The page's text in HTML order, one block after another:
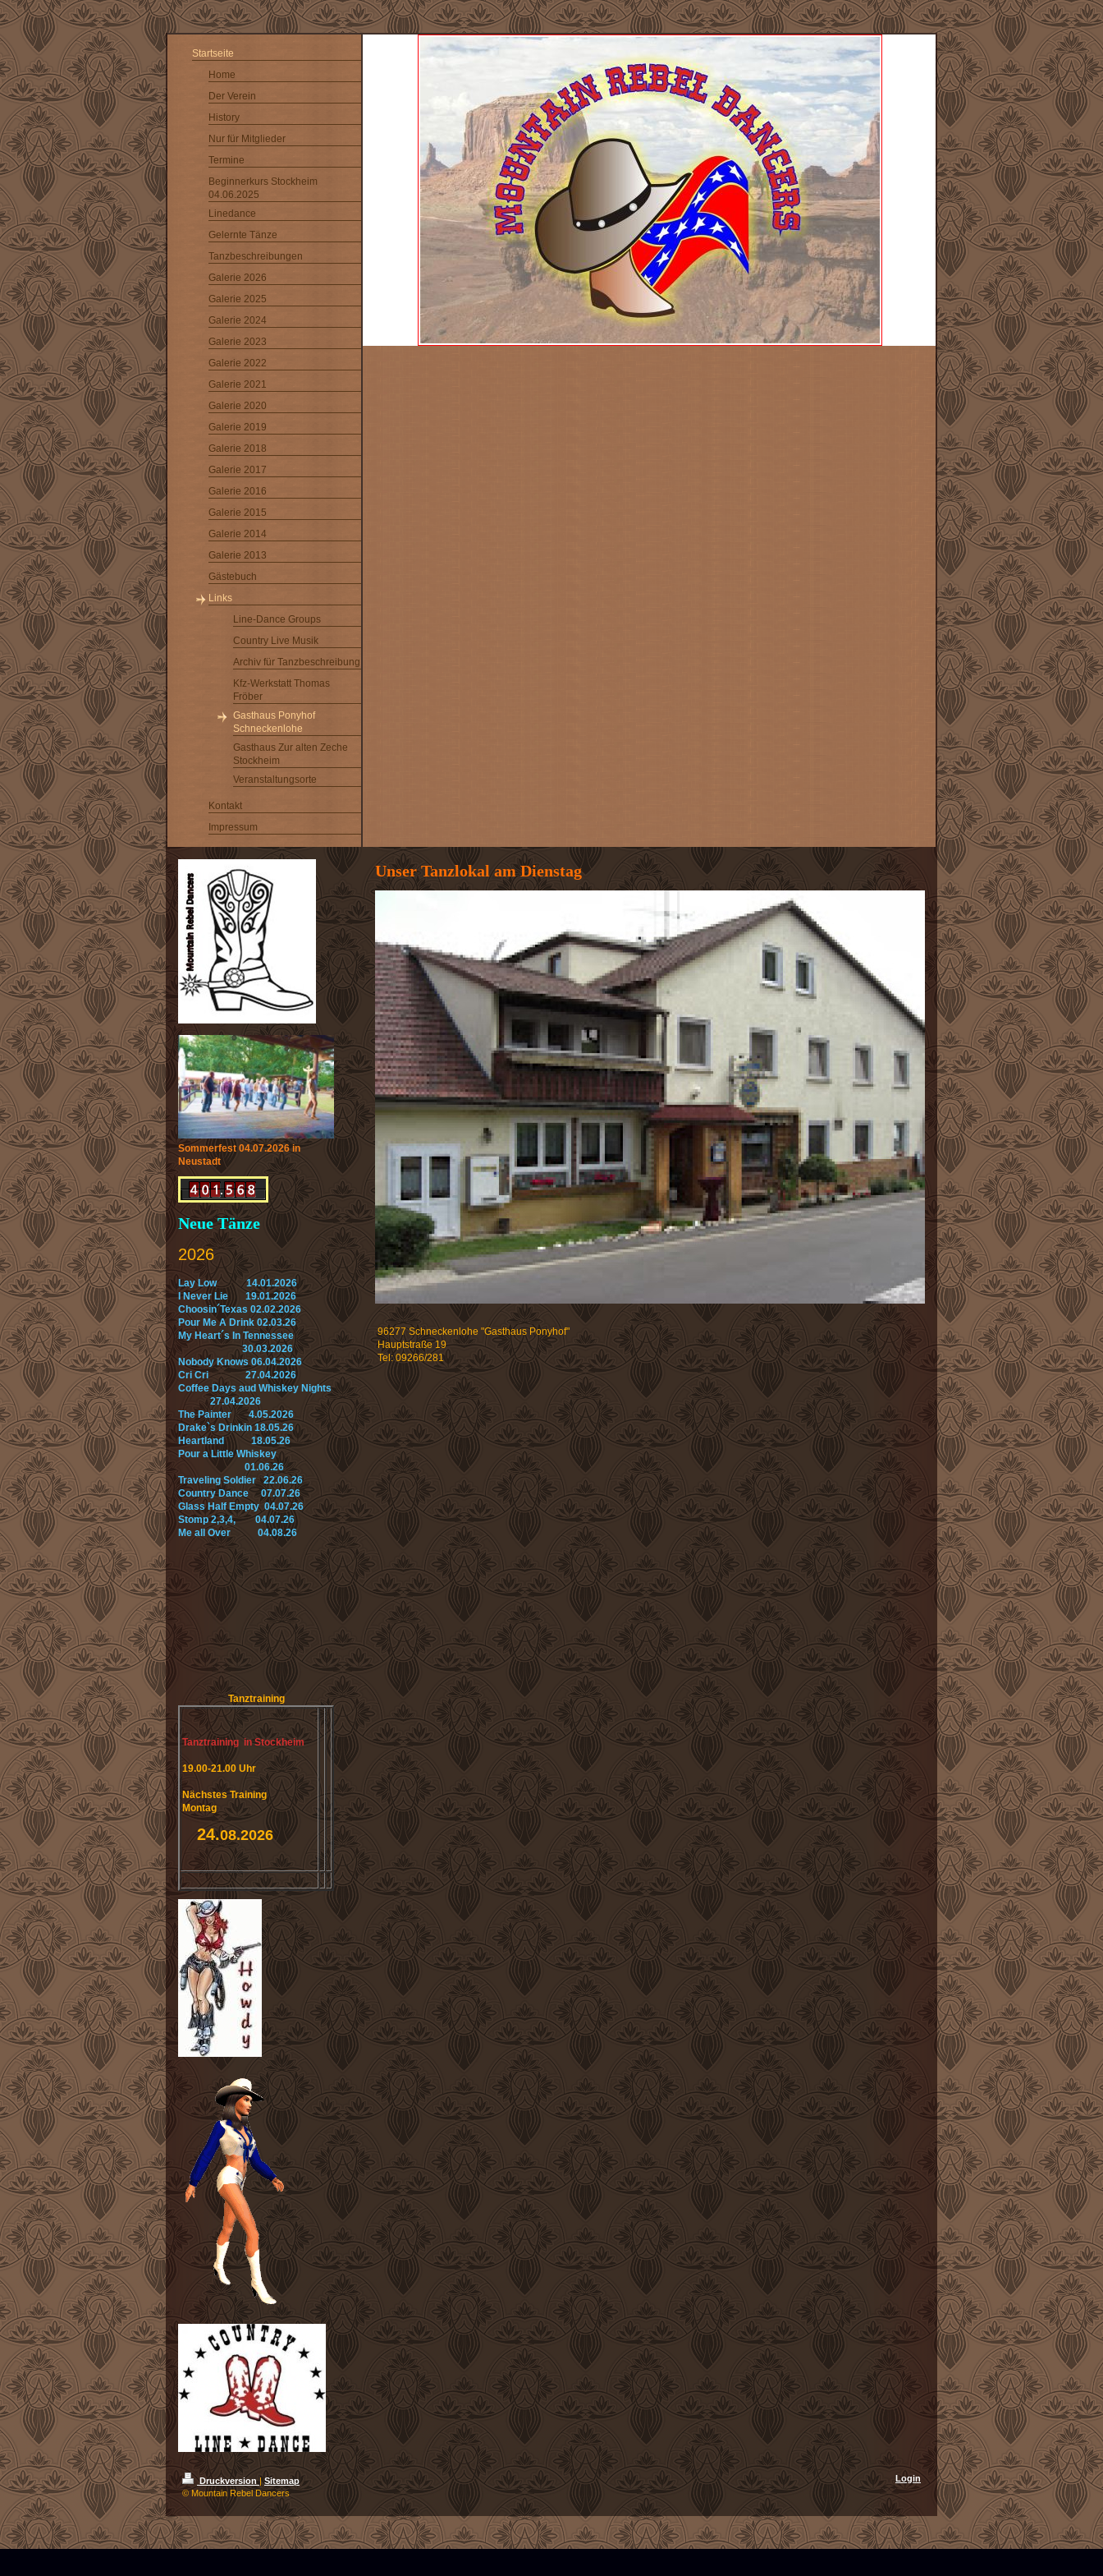
Startseite
Home
Der Verein
History
Nur für Mitglieder
Termine
Beginnerkurs Stockheim
04.06.2025
Linedance
Gelernte Tänze
Tanzbeschreibungen
Galerie 2026
Galerie 2025
Galerie 2024
Galerie 2023
Galerie 2022
Galerie 2021
Galerie 2020
Galerie 2019
Galerie 2018
Galerie 2017
Galerie 2016
Galerie 2015
Galerie 2014
Galerie 2013
Gästebuch
Links
Line-Dance Groups
Country Live Musik
Archiv für Tanzbeschreibung
Kfz-Werkstatt Thomas
Fröber
Gasthaus Ponyhof
Schneckenlohe
Gasthaus Zur alten Zeche
Stockheim
Veranstaltungsorte
Kontakt
Impressum
Unser Tanzlokal am Dienstag
96277 Schneckenlohe "Gasthaus Ponyhof"
Hauptstraße 19
Tel: 09266/281
Sommerfest 04.07.2026 in
Neustadt
Neue Tänze
2026
Lay Low 14.01.2026
I Never Lie 19.01.2026
Choosin´Texas 02.02.2026
Pour Me A Drink 02.03.26
My Heart´s In Tennessee
30.03.2026
Nobody Knows 06.04.2026
Cri Cri 27.04.2026
Coffee Days aud Whiskey Nights
27.04.2026
The Painter 4.05.2026
Drake`s Drinkin 18.05.26
Heartland 18.05.26
Pour a Little Whiskey
01.06.26
Traveling Soldier 22.06.26
Country Dance 07.07.26
Glass Half Empty 04.07.26
Stomp 2,3,4, 04.07.26
Me all Over 04.08.26
Tanztraining
Tanztraining in Stockheim
19.00-21.00 Uhr
Nächstes Training
Montag
24.08.2026
Druckversion| Sitemap
© Mountain Rebel Dancers
Login